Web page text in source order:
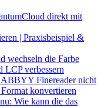
direkt mit
| Praxisbeispiel &
wechseln die Farbe
LCP verbessern
Finereader nicht
konvertieren
Wie kann die das